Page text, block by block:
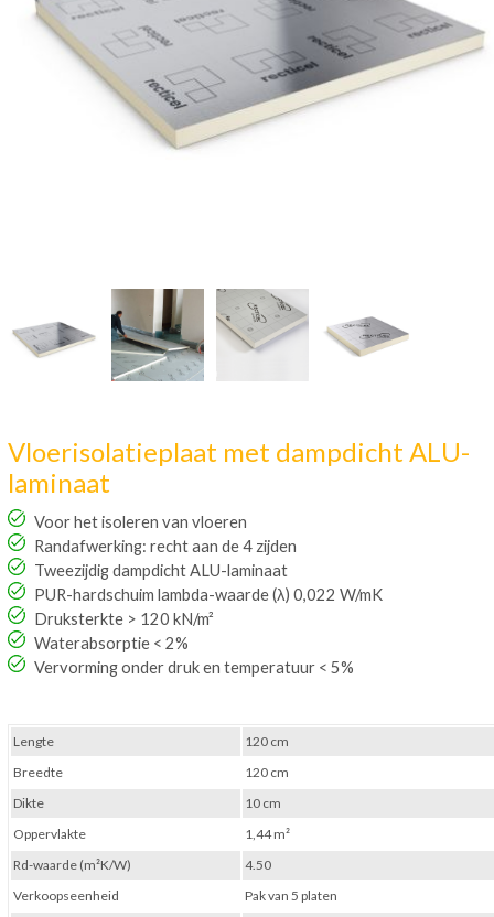
Vloerisolatieplaat met dampdicht ALU-
laminaat
Voor het isoleren van vloeren
Randafwerking: recht aan de 4 zijden
Tweezijdig dampdicht ALU-laminaat
PUR-hardschuim lambda-waarde (λ) 0,022 W/mK
Druksterkte > 120 kN/m²
Waterabsorptie < 2%
Vervorming onder druk en temperatuur < 5%
Lengte
120 cm
Breedte
120 cm
Dikte
10 cm
Oppervlakte
1,44 m²
Rd-waarde (m²K/W)
4.50
Verkoopseenheid
Pak van 5 platen